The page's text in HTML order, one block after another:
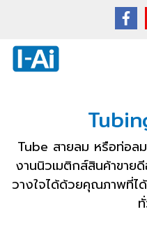
Tube สายลม หรือท่อล
งานนิวเมติกส์สินค้าขา
วางใจได้ด้วยคุณภาพที่ไ